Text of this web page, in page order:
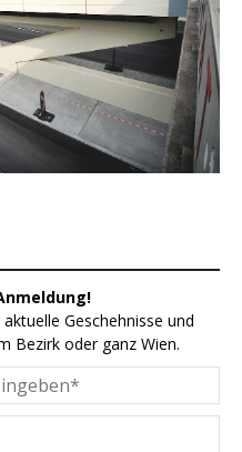
Geschehnisse und
Bezirk oder ganz Wien.